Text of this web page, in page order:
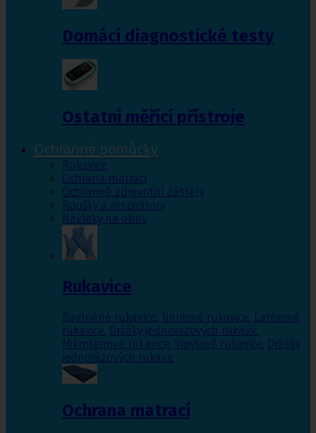
Domácí diagnostické testy
Ostatní měřící přístroje
Ochranné pomůcky
Rukavice
Ochrana matrací
Ochranné zdravotní zástěry
Roušky a respirátory
Návleky na obuv
Rukavice
Bavlněné rukavice, Nitrilové rukavice, Latexové
rukavice, Držáky jednorázových rukavic,
Mikrotenové rukavice, Vinylové rukavice, Držáky
jednorázových rukavic
Ochrana matrací